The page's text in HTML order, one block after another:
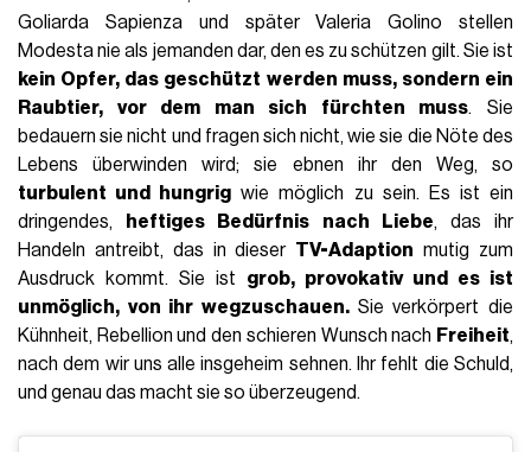
Goliarda Sapienza und später Valeria Golino stellen
Modesta nie als jemanden dar, den es zu schützen gilt. Sie ist
kein Opfer, das geschützt werden muss, sondern ein
Raubtier, vor dem man sich fürchten muss. Sie
bedauern sie nicht und fragen sich nicht, wie sie die Nöte des
Lebens überwinden wird; sie ebnen ihr den Weg, so
turbulent und hungrig wie möglich zu sein.
Es ist ein
dringendes,
heftiges Bedürfnis nach Liebe, das ihr
Handeln antreibt, das in dieser TV-Adaption mutig zum
Ausdruck kommt.
Sie ist
grob, provokativ und es ist
unmöglich, von ihr wegzuschauen.Sie verkörpert die
Kühnheit, Rebellion und den schieren Wunsch nach Freiheit,
nach dem wir uns alle insgeheim sehnen. Ihr fehlt die Schuld,
und genau das macht sie so überzeugend.